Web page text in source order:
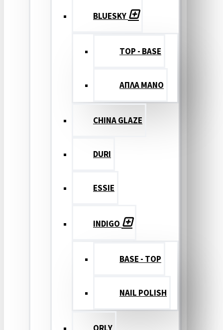
BLUESKY
TOP - BASE
ΑΠΛΑ ΜΑΝΟ
CHINA GLAZE
DURI
ESSIE
INDIGO
BASE - TOP
NAIL POLISH